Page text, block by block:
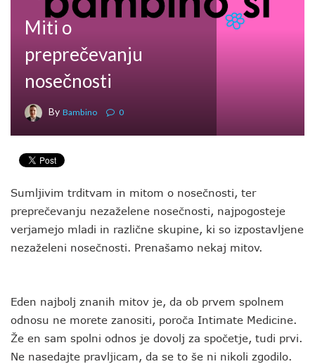
Miti o
preprečevanju
nosečnosti
By Bambino 0
Sumljivim trditvam in mitom o nosečnosti, ter
preprečevanju nezaželene nosečnosti, najpogosteje
verjamejo mladi in različne skupine, ki so izpostavljene
nezaželeni nosečnosti. Prenašamo nekaj mitov.
Eden najbolj znanih mitov je, da ob prvem spolnem
odnosu ne morete zanositi, poroča Intimate Medicine.
Že en sam spolni odnos je dovolj za spočetje, tudi prvi.
Ne nasedajte pravljicam, da se to še ni nikoli zgodilo.